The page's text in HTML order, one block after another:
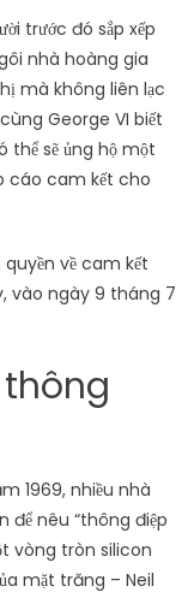
trước đó sắp xếp
nhà hoàng gia
mà không liên lạc
George VI biết
thể sẽ ủng hộ một
cáo cam kết cho
về cam kết
vào ngày 9 tháng 7
1969, nhiều nhà
để nêu “thông điệp
vòng tròn silicon
mặt trăng – Neil